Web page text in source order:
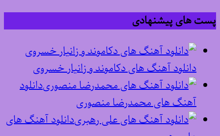
پست های پیشنهادی
دانلود آهنگ های دکاموند و زانیار خسروی
دانلود
آهنگ های محمدرضا منصوری
دانلود آهنگ های